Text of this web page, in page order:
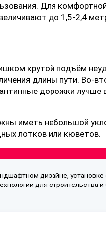
Для комфортной
до 1,5-2,4
крутой подъём
длины пути. Во-
дорожки лучше
иметь небольшой
лотков или кюветов.
дизайне, установке
для строительства и